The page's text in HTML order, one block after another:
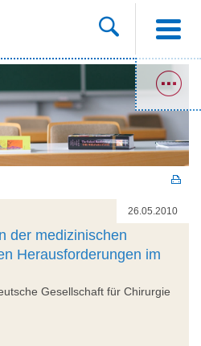
26.05.2010
der medizinischen
Herausforderungen im
Gesellschaft für Chirurgie